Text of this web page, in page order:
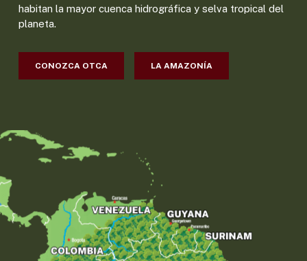
habitan la mayor cuenca hidrográfica y selva tropical del
planeta.
CONOZCA OTCA LA AMAZONÍA